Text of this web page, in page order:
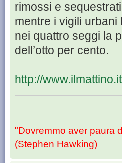
rimossi e
mentre i vigili
nei quattro seggi la
dell’otto per cento.
http://
"Dovremmo aver paura
(Stephen Hawking)